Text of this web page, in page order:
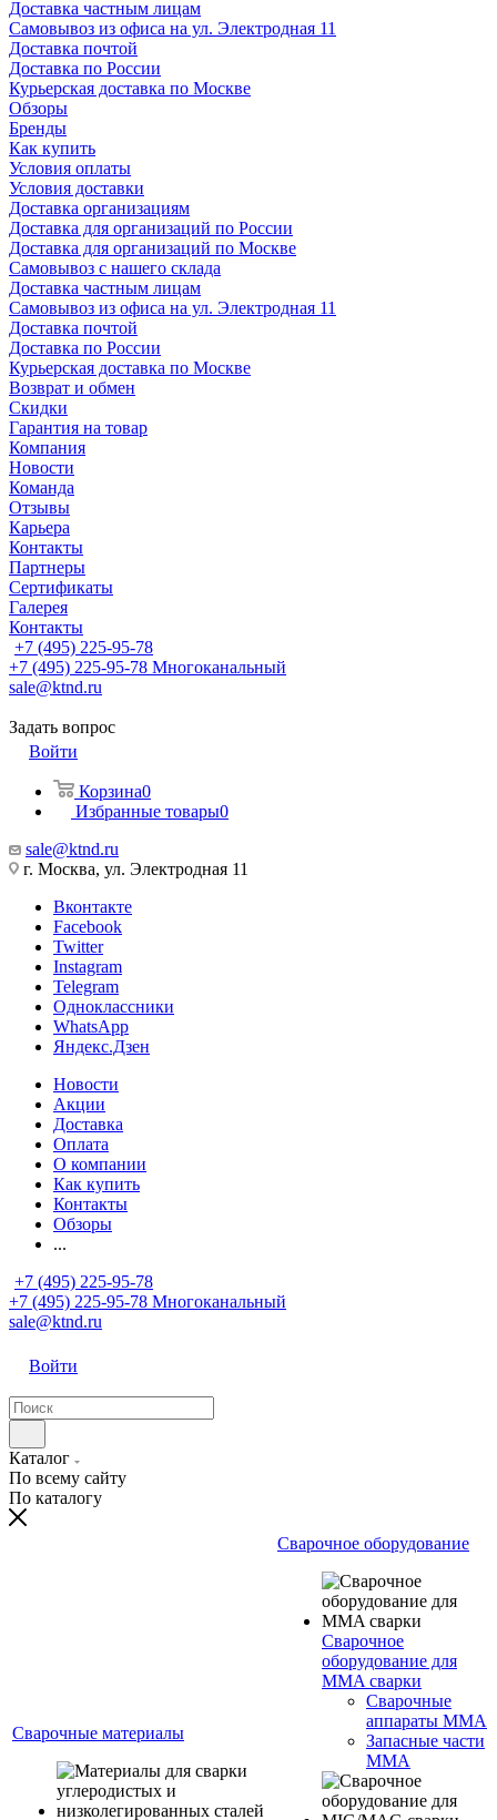
Доставка частным лицам
Самовывоз из офиса на ул. Электродная 11
Доставка почтой
Доставка по России
Курьерская доставка по Москве
Обзоры
Бренды
Как купить
Условия оплаты
Условия доставки
Доставка организациям
Доставка для организаций по России
Доставка для организаций по Москве
Самовывоз с нашего склада
Доставка частным лицам
Самовывоз из офиса на ул. Электродная 11
Доставка почтой
Доставка по России
Курьерская доставка по Москве
Возврат и обмен
Скидки
Гарантия на товар
Компания
Новости
Команда
Отзывы
Карьера
Контакты
Партнеры
Сертификаты
Галерея
Контакты
+7 (495) 225-95-78
+7 (495) 225-95-78 Многоканальный
sale@ktnd.ru
Задать вопрос
Войти
Корзина0
Избранные товары0
sale@ktnd.ru
г. Москва, ул. Электродная 11
Вконтакте
Facebook
Twitter
Instagram
Telegram
Одноклассники
WhatsApp
Яндекс.Дзен
Новости
Акции
Доставка
Оплата
О компании
Как купить
Контакты
Обзоры
...
+7 (495) 225-95-78
+7 (495) 225-95-78 Многоканальный
sale@ktnd.ru
Войти
Каталог
По всему сайту
По каталогу
Сварочные материалы
Сварочное оборудование
Сварочное
оборудование для
MMA сварки
Сварочные
аппараты MMA
Запасные части
MMA